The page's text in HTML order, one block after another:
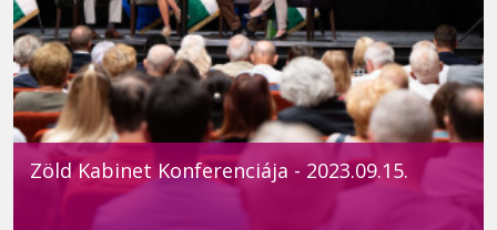
Zöld Kabinet Konferenciája - 2023.09.15.